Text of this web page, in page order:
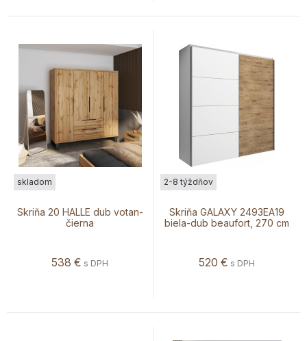
Skriňa 20 HALLE dub votan-
čierna
skladom
538 € s DPH
Skriňa GALAXY 2493EA19
biela-dub beaufort, 270 cm
2-8 týždňov
520 € s DPH